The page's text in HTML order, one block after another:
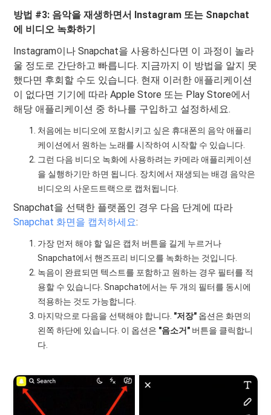
방법 #3: 음악을 재생하면서 Instagram 또는 Snapchat
에 비디오 녹화하기
Instagram이나 Snapchat을 사용하신다면 이 과정이 놀라
울 정도로 간단하고 빠릅니다. 지금까지 이 방법을 알지 못
했다면 후회할 수도 있습니다. 현재 이러한 애플리케이션
이 없다면 기기에 따라 Apple Store 또는 Play Store에서
해당 애플리케이션 중 하나를 구입하고 설정하세요.
처음에는 비디오에 포함시키고 싶은 휴대폰의 음악 애플리
케이션에서 원하는 노래를 시작하여 시작할 수 있습니다.
그런 다음 비디오 녹화에 사용하려는 카메라 애플리케이션
을 실행하기만 하면 됩니다. 장치에서 재생되는 배경 음악은
비디오의 사운드트랙으로 캡처됩니다.
Snapchat을 선택한 플랫폼인 경우 다음 단계에 따라
Snapchat 화면을 캡처하세요:
가장 먼저 해야 할 일은 캡처 버튼을 길게 누르거나
Snapchat에서 핸즈프리 비디오를 녹화하는 것입니다.
녹음이 완료되면 텍스트를 포함하고 원하는 경우 필터를 적
용할 수 있습니다. Snapchat에서는 두 개의 필터를 동시에
적용하는 것도 가능합니다.
마지막으로 다음을 선택해야 합니다. "저장" 옵션은 화면의
왼쪽 하단에 있습니다. 이 옵션은 "음소거" 버튼을 클릭합니
다.